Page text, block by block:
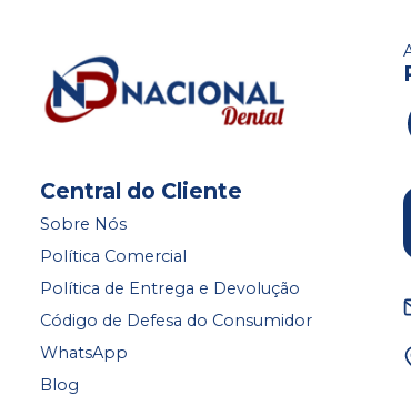
Central do Cliente
Sobre Nós
Política Comercial
Política de Entrega e Devolução
Código de Defesa do Consumidor
WhatsApp
Blog